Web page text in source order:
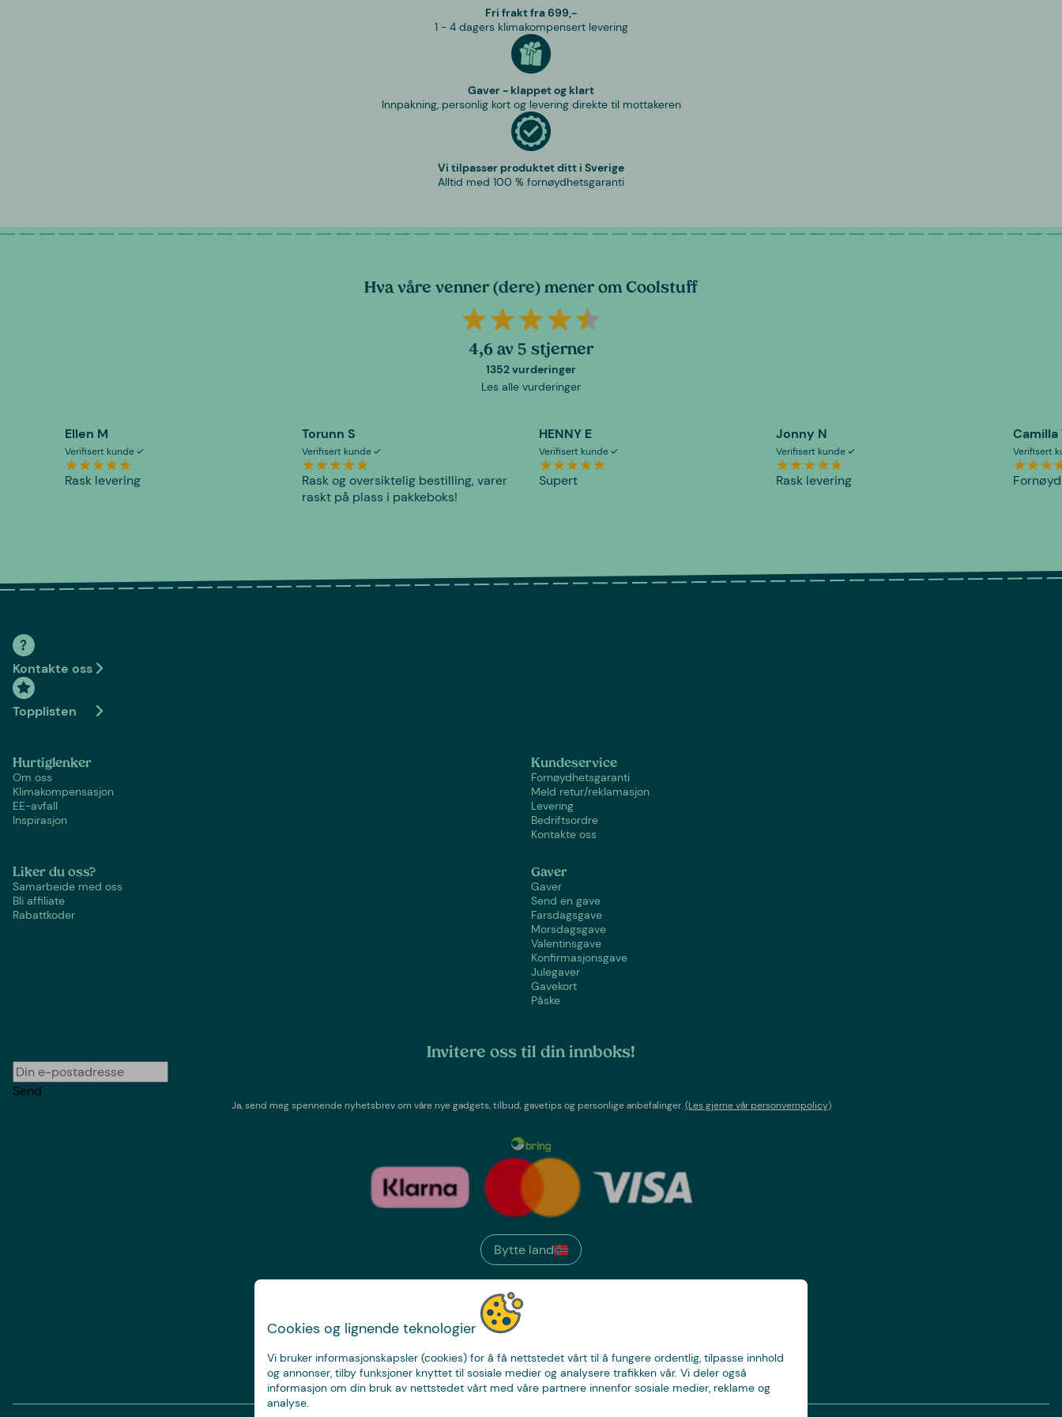
Cookies og lignende teknologier
Vi bruker informasjonskapsler (cookies) for å få nettstedet vårt til å fungere ordentlig, tilpasse innhold
og annonser, tilby funksjoner knyttet til sosiale medier og analysere trafikken vår. Vi deler også
informasjon om din bruk av nettstedet vårt med våre partnere innenfor sosiale medier, reklame og
analyse.
Fri frakt fra 699,-
1 - 4 dagers klimakompensert levering
Gaver - klappet og klart
Innpakning, personlig kort og levering direkte til mottakeren
Vi tilpasser produktet ditt i Sverige
Alltid med 100 % fornøydhetsgaranti
Hva våre venner (dere) mener om Coolstuff
4,6 av 5 stjerner
1352 vurderinger
Les alle vurderinger
Ellen M
Verifisert kunde
Rask levering
Torunn S
Verifisert kunde
Rask og oversiktelig bestilling, varer
raskt på plass i pakkeboks!
HENNY E
Verifisert kunde
Supert
Jonny N
Verifisert kunde
Rask levering
Camilla
Verifisert
Fornøyd
Kontakte oss
Topplisten
Hurtiglenker
Om oss
Klimakompensasjon
EE-avfall
Inspirasjon
Kundeservice
Fornøydhetsgaranti
Meld retur/reklamasjon
Levering
Bedriftsordre
Kontakte oss
Liker du oss?
Samarbeide med oss
Bli affiliate
Rabattkoder
Gaver
Gaver
Send en gave
Farsdagsgave
Morsdagsgave
Valentinsgave
Konfirmasjonsgave
Julegaver
Gavekort
Påske
Invitere oss til din innboks!
Send
Ja, send meg spennende nyhetsbrev om våre nye gadgets, tilbud, gavetips og personlige anbefalinger.(Les gjerne vår personvernpolicy)
Bytte land